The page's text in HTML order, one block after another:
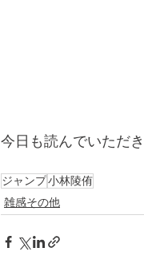
今日も読んでいただ
ジャンプ小林陵侑
雑感その他